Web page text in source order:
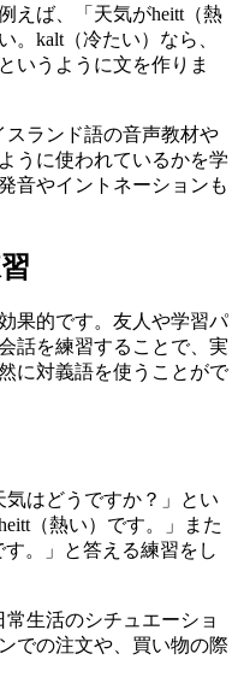
えば、「天気がheitt（熱
。kalt（冷たい）なら、
いうように文を作りま
スランド語の音声教材や
うに使われているかを学
音やイントネーションも
果的です。友人や学習パ
話を練習することで、実
に対義語を使うことがで
気はどうですか？」とい
（熱い）です。」また
。」と答える練習をし
生活のシチュエーショ
での注文や、買い物の際